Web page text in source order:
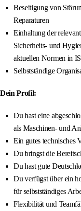
Beseitigung von
Reparaturen
Einhaltung der
Sicherheits- und
aktuellen Normen in
Selbstständige
Dein Profil:
Du hast eine
als Maschinen- und
Ein gutes technisches
Du bringst die
Du hast gute
Du verfügst über ein
für selbstständiges
Flexibilität und